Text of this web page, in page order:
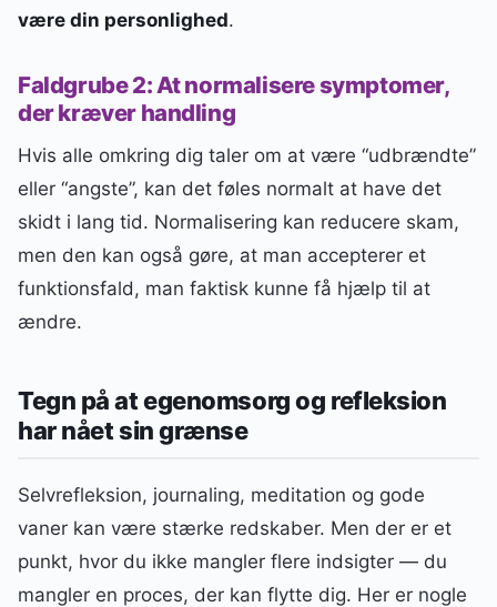
være din personlighed.
Faldgrube 2: At normalisere symptomer,
der kræver handling
Hvis alle omkring dig taler om at være “udbrændte”
eller “angste”, kan det føles normalt at have det
skidt i lang tid. Normalisering kan reducere skam,
men den kan også gøre, at man accepterer et
funktionsfald, man faktisk kunne få hjælp til at
ændre.
Tegn på at egenomsorg og refleksion
har nået sin grænse
Selvrefleksion, journaling, meditation og gode
vaner kan være stærke redskaber. Men der er et
punkt, hvor du ikke mangler flere indsigter — du
mangler en proces, der kan flytte dig. Her er nogle